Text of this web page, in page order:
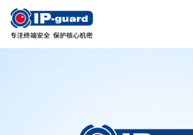
首页 home